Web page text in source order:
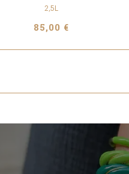
2,5L
85,00 €